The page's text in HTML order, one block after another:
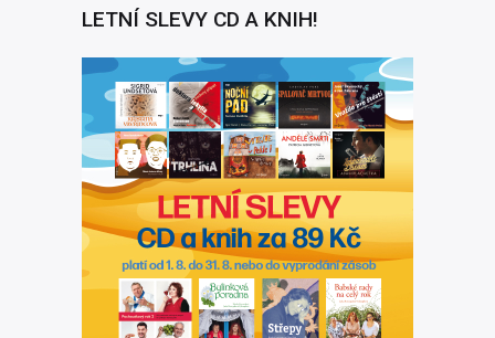
LETNÍ SLEVY CD A KNIH!